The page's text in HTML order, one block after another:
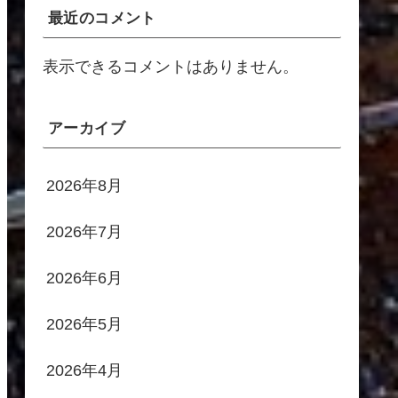
最近のコメント
表示できるコメントはありません。
アーカイブ
2026年8月
2026年7月
2026年6月
2026年5月
2026年4月